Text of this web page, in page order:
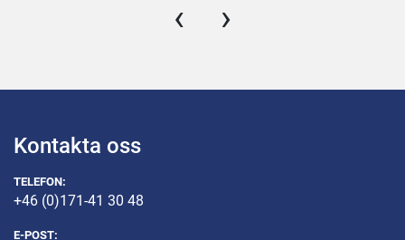
‹ ›
Kontakta oss
TELEFON:
+46 (0)171-41 30 48
E-POST: